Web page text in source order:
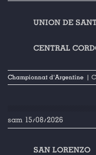
UNION DE
CENTRAL
Championnat d'Argentine |
sam 15/08/2026
SAN LORENZO